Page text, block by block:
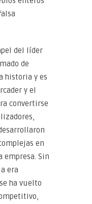
del líder
de
historia y es
y el
convertirse
en
Sin
era
ha vuelto